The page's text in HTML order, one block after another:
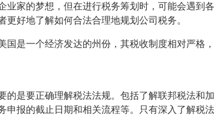
业家的梦想，但在进行税务筹划时，可能会遇到
更好地了解如何合法合理地规划公司税务。
国是一个经济发达的州份，其税收制度相对严
的是要正确理解税法法规。包括了解联邦税法
申报的截止日期和相关流程等。只有深入了解税